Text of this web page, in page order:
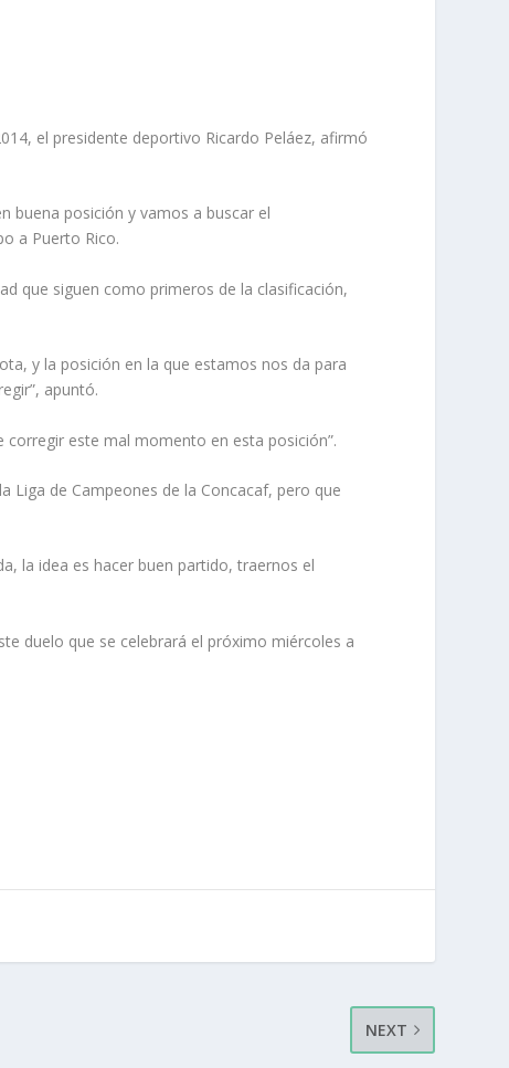
el presidente deportivo Ricardo Peláez, afirmó
buena posición y vamos a buscar el
a Puerto Rico.
que siguen como primeros de la clasificación,
y la posición en la que estamos nos da para
apuntó.
este mal momento en esta posición”.
Liga de Campeones de la Concacaf, pero que
la idea es hacer buen partido, traernos el
duelo que se celebrará el próximo miércoles a
NEXT